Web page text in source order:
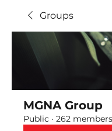
Groups
MGNA Group
Public · 262 members